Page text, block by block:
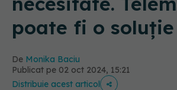
poate fi o soluție
De Monika Baciu
Publicat pe 02 oct 2024, 15:21
Distribuie acest articol